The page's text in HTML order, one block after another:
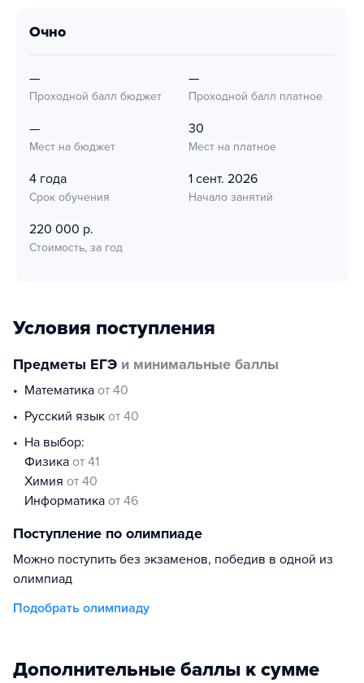
очно
—
Проходной балл бюджет
—
Проходной балл платное
—
Мест на бюджет
30
Мест на платное
4 года
Срок обучения
1 сент. 2026
Начало занятий
220 000 р.
Стоимость, за год
Условия поступления
Предметы ЕГЭ и минимальные баллы
математика от 40
русский язык от 40
На выбор:
физика от 41
химия от 40
информатика от 46
Поступление по олимпиаде
Можно поступить без экзаменов, победив в одной из
олимпиад
Подобрать олимпиаду
Дополнительные баллы к сумме